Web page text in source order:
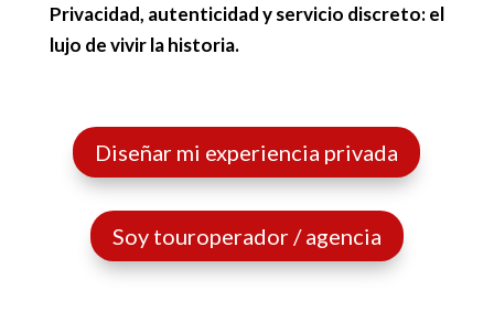
Privacidad, autenticidad y servicio discreto: el
lujo de vivir la historia.
Diseñar mi experiencia privada
Soy touroperador / agencia